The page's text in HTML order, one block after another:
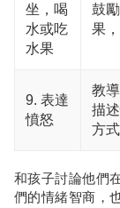
坐，喝
水或吃
水果
鼓
果
9. 表達
憤怒
教
描
方式
和孩子討論他們
們的情緒智商，